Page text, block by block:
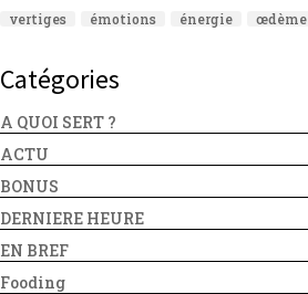
vertiges
émotions énergie œdème
Catégories
A QUOI SERT ?
ACTU
BONUS
DERNIERE HEURE
EN BREF
Fooding